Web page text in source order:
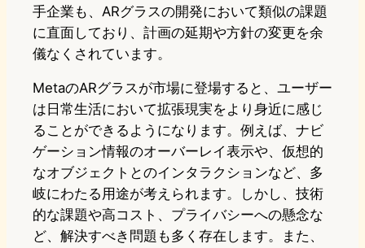
手企業も、ARグラスの開発において類似の課題
に直面しており、計画の延期や方針の変更を余
儀なくされています。
MetaのARグラスが市場に登場すると、ユーザー
は日常生活において拡張現実をより身近に感じ
ることができるようになります。例えば、ナビ
ゲーション情報のオーバーレイ表示や、仮想的
なオブジェクトとのインタラクションなど、多
岐にわたる用途が考えられます。しかし、技術
的な課題や高コスト、プライバシーへの懸念な
ど、解決すべき問題も多く存在します。また、